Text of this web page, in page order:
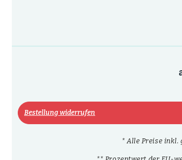
Bestellung widerrufen
* Alle Preise inkl.